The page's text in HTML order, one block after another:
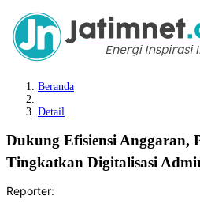
Beranda
Detail
Dukung Efisiensi Anggaran,
Tingkatkan Digitalisasi
Reporter: